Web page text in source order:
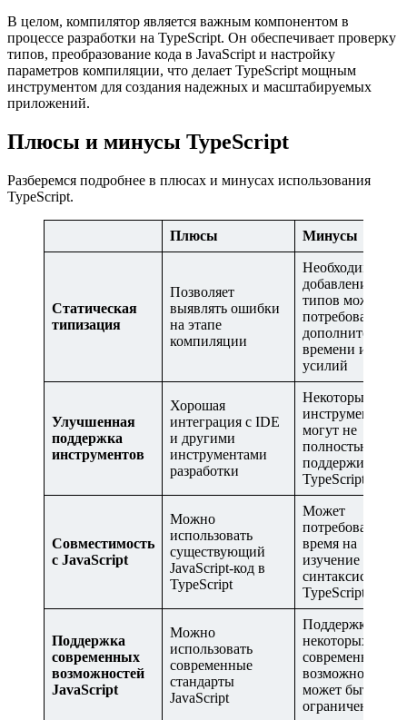
В целом, компилятор является важным компонентом в
процессе разработки на TypeScript. Он обеспечивает проверку
типов, преобразование кода в JavaScript и настройку
параметров компиляции, что делает TypeScript мощным
инструментом для создания надежных и масштабируемых
приложений.
Плюсы и минусы TypeScript
Разберемся подробнее в плюсах и минусах использования
TypeScript.
Плюсы Минусы
Статическая
типизация
Позволяет
выявлять ошибки
на этапе
компиляции
Необходимость
добавления
типов может
потребовать
времени и
усилий
Улучшенная
поддержка
инструментов
Хорошая
интеграция с IDE
и другими
инструментами
разработки
Некоторые
инструменты
могут не
полностью
поддерживать
TypeScript
Совместимость
с JavaScript
Можно
использовать
существующий
JavaScript-код в
TypeScript
Может
потребоваться
время на
изучение
синтаксиса
TypeScript
Поддержка
современных
возможностей
JavaScript
Можно
использовать
современные
стандарты
JavaScript
Поддержка
некоторых
современных
возможностей
может быть
ограниченной